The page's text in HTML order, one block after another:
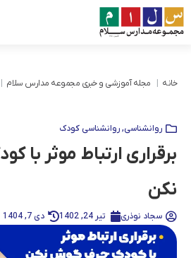
خانه مجله آموزشی و خبری مجموعه مدارس سلام
روانشناسی,روانشناسی کودک
برقراری ارتباط موثر
نکن
سجاد نوذری تیر 24, 1402 دی 7, 1404